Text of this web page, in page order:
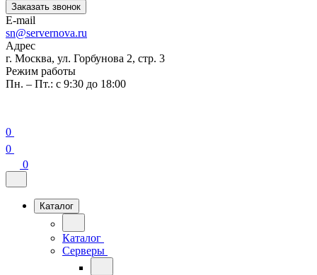
Заказать звонок
E-mail
sn@servernova.ru
Адрес
г. Москва, ул. Горбунова 2, стр. 3
Режим работы
Пн. – Пт.: с 9:30 до 18:00
0
0
0
Каталог
Каталог
Серверы